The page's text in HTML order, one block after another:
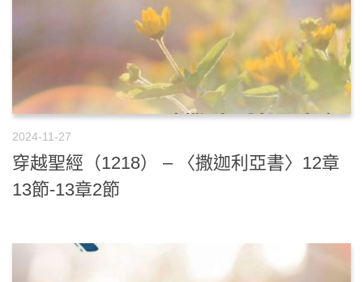
2024-11-27
穿越聖經（1218） – 〈撒迦利亞書〉12章
13節-13章2節